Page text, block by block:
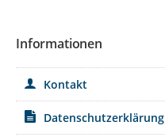
Informationen
Kontakt
Datenschutzerklärung